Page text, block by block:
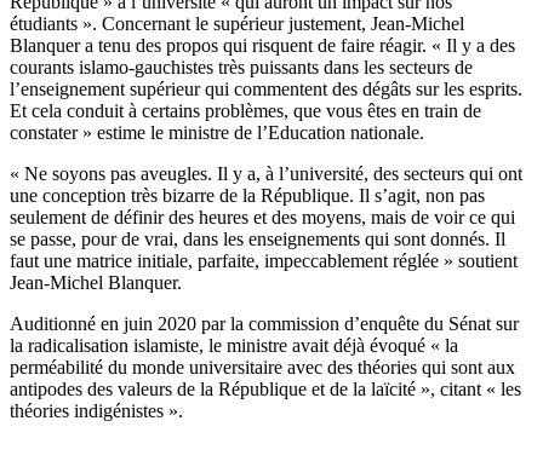
étudiants ». Concernant le supérieur justement, Jean-Michel
Blanquer a tenu des propos qui risquent de faire réagir. « Il y a des
courants islamo-gauchistes très puissants dans les secteurs de
l’enseignement supérieur qui commentent des dégâts sur les esprits.
Et cela conduit à certains problèmes, que vous êtes en train de
constater » estime le ministre de l’Education nationale.
« Ne soyons pas aveugles. Il y a, à l’université, des secteurs qui ont
une conception très bizarre de la République. Il s’agit, non pas
seulement de définir des heures et des moyens, mais de voir ce qui
se passe, pour de vrai, dans les enseignements qui sont donnés. Il
faut une matrice initiale, parfaite, impeccablement réglée » soutient
Jean-Michel Blanquer.
Auditionné en juin 2020 par la commission d’enquête du Sénat sur
la radicalisation islamiste, le ministre avait déjà évoqué « la
perméabilité du monde universitaire avec des théories qui sont aux
antipodes des valeurs de la République et de la laïcité », citant « les
théories indigénistes ».